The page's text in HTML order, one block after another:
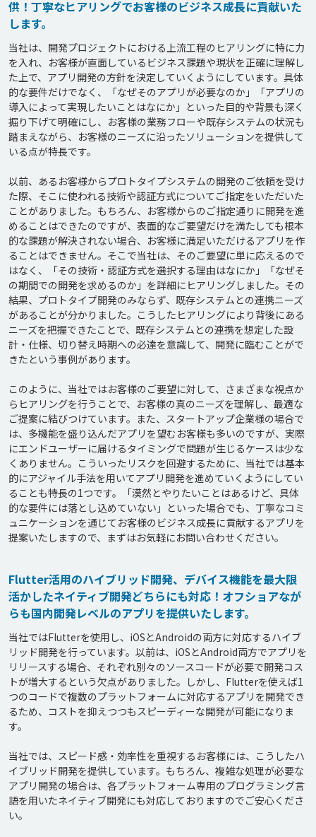
供！丁寧なヒアリングでお客様のビジネス成長に貢献いた
します。
当社は、開発プロジェクトにおける上流工程のヒアリングに特に力
を入れ、お客様が直面しているビジネス課題や現状を正確に理解し
た上で、アプリ開発の方針を決定していくようにしています。具体
的な要件だけでなく、「なぜそのアプリが必要なのか」「アプリの
導入によって実現したいことはなにか」といった目的や背景も深く
掘り下げて明確にし、お客様の業務フローや既存システムの状況も
踏まえながら、お客様のニーズに沿ったソリューションを提供して
いる点が特長です。
以前、あるお客様からプロトタイプシステムの開発のご依頼を受け
た際、そこに使われる技術や認証方式についてご指定をいただいた
ことがありました。もちろん、お客様からのご指定通りに開発を進
めることはできたのですが、表面的なご要望だけを満たしても根本
的な課題が解決されない場合、お客様に満足いただけるアプリを作
ることはできません。そこで当社は、そのご要望に単に応えるので
はなく、「その技術・認証方式を選択する理由はなにか」「なぜそ
の期間での開発を求めるのか」を詳細にヒアリングしました。その
結果、プロトタイプ開発のみならず、既存システムとの連携ニーズ
があることが分かりました。こうしたヒアリングにより背後にある
ニーズを把握できたことで、既存システムとの連携を想定した設
計・仕様、切り替え時期への必達を意識して、開発に臨むことがで
きたという事例があります。
このように、当社ではお客様のご要望に対して、さまざまな視点か
らヒアリングを行うことで、お客様の真のニーズを理解し、最適な
ご提案に結びつけています。また、スタートアップ企業様の場合で
は、多機能を盛り込んだアプリを望むお客様も多いのですが、実際
にエンドユーザーに届けるタイミングで問題が生じるケースは少な
くありません。こういったリスクを回避するために、当社では基本
的にアジャイル手法を用いてアプリ開発を進めていくようにしてい
ることも特長の1つです。「漠然とやりたいことはあるけど、具体
的な要件には落とし込めていない」といった場合でも、丁寧なコミ
ュニケーションを通じてお客様のビジネス成長に貢献するアプリを
Flutter活用のハイブリッド開発、デバイス機能を最大限
活かしたネイティブ開発どちらにも対応！オフショアなが
らも国内開発レベルのアプリを提供いたします。
当社ではFlutterを使用し、iOSとAndroidの両方に対応するハイブ
リッド開発を行っています。以前は、iOSとAndroid両方でアプリを
リリースする場合、それぞれ別々のソースコードが必要で開発コス
トが増大するという欠点がありました。しかし、Flutterを使えば1
つのコードで複数のプラットフォームに対応するアプリを開発でき
るため、コストを抑えつつもスピーディーな開発が可能になりま
す。
当社では、スピード感・効率性を重視するお客様には、こうしたハ
イブリッド開発を提供しています。もちろん、複雑な処理が必要な
アプリ開発の場合は、各プラットフォーム専用のプログラミング言
語を用いたネイティブ開発にも対応しておりますのでご安心くださ
い。